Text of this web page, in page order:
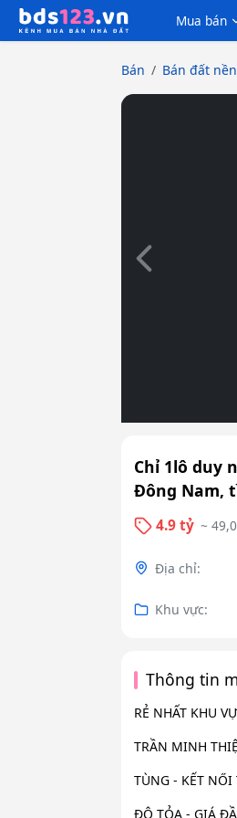
Mua bán
Bán Bán đất
Slide trước
Chỉ 1lô duy
Đông Nam,
4.9 tỷ ~
Địa chỉ:
Khu vực:
Thông tin
RẺ NHẤT KHU
TRẦN MINH
TÙNG - KẾT NŐI
ĐÔ TỎA - GIÁ